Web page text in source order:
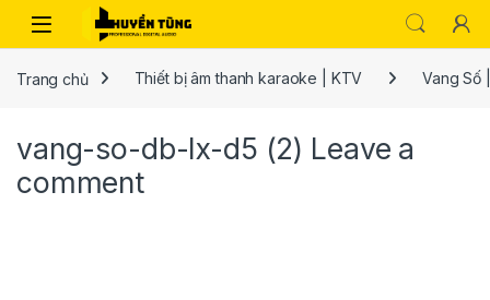
Trang chủ Thiết bị âm thanh karaoke | KTV Vang Số
vang-so-db-lx-d5 (2) Leave a
comment